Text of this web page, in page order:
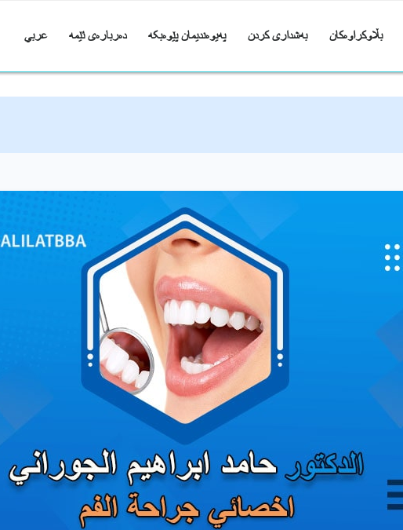
بڵاوکراوەکان بەشداری کردن پەیوەندیمان پێوەبکە دەربارەی ئێمە عربي